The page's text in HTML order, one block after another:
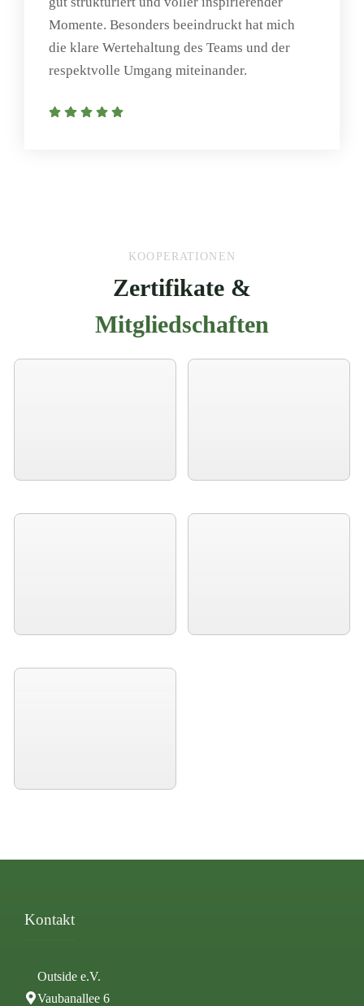
Momente. Besonders beeindruckt hat mich
die klare Wertehaltung des Teams und der
respektvolle Umgang miteinander.
KOOPERATIONEN
Zertifikate &
Mitgliedschaften
Kontakt
Outside e.V.
Vaubanallee 6